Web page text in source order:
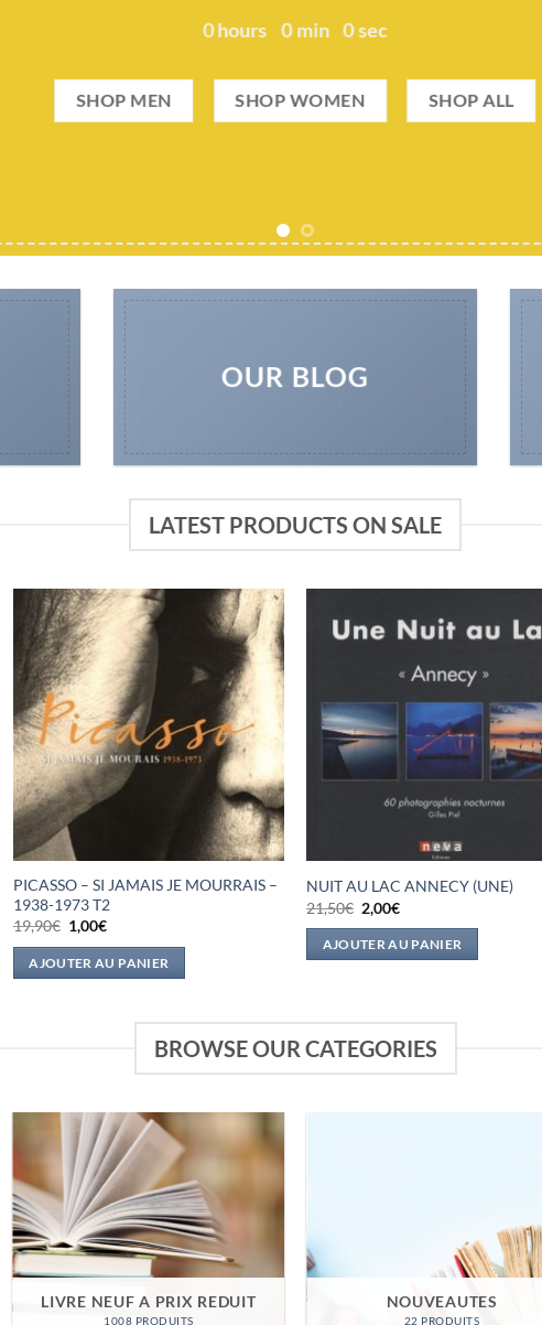
0hours 0 min 0sec
SHOP MEN SHOP WOMEN SHOP ALL
OUR BLOG
LATEST PRODUCTS ON SALE
PICASSO – SI JAMAIS JE MOURRAIS –
1938-1973 T2
19,90€ Le
prix
initial
était :
1,00€Le
actuel
est :
AJOUTER AU PANIER
NUIT AU LAC ANNECY (UNE)
21,50€ Le
prix
initial
était :
2,00€Le
actuel
est :
AJOUTER AU PANIER
BROWSE OUR CATEGORIES
LIVRE NEUF A PRIX REDUIT
1008 PRODUITS
NOUVEAUTES
22 PRODUITS